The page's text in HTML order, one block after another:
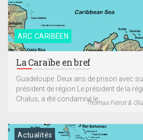
ARC CARIBÉEN
La Caraïbe en bref
Guadeloupe. Deux ans de prison avec
président de région Le président de la
Chalus, a été condamné le...Thomas Fetrot &
Actualités